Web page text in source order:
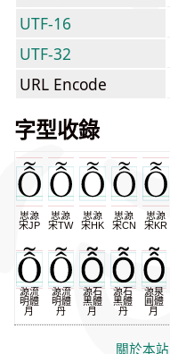
UTF-16
UTF-32
URL Encode
字型收錄
思源
宋JP
思源
宋TW
思源
宋HK
思源
宋CN
思源
宋KR
源流
明體
月
源流
明體
丹
源石
黑體
月
源石
黑體
丹
源泉
圓體
月
關於本站